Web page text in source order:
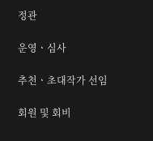
정관
운영ㆍ심사
추천ㆍ초대작가 선임
회원 및 회비